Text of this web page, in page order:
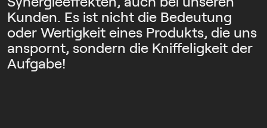
Kunden. Es ist nicht die Bedeutung
oder Wertigkeit eines Produkts, die uns
anspornt, sondern die Kniffeligkeit der
Aufgabe!